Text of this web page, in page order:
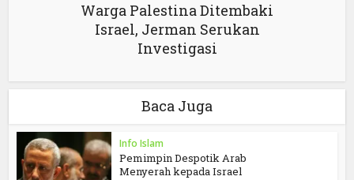
Warga Palestina Ditembaki
Israel, Jerman Serukan
Investigasi
Baca Juga
Info Islam
Pemimpin Despotik Arab
Menyerah kepada Israel